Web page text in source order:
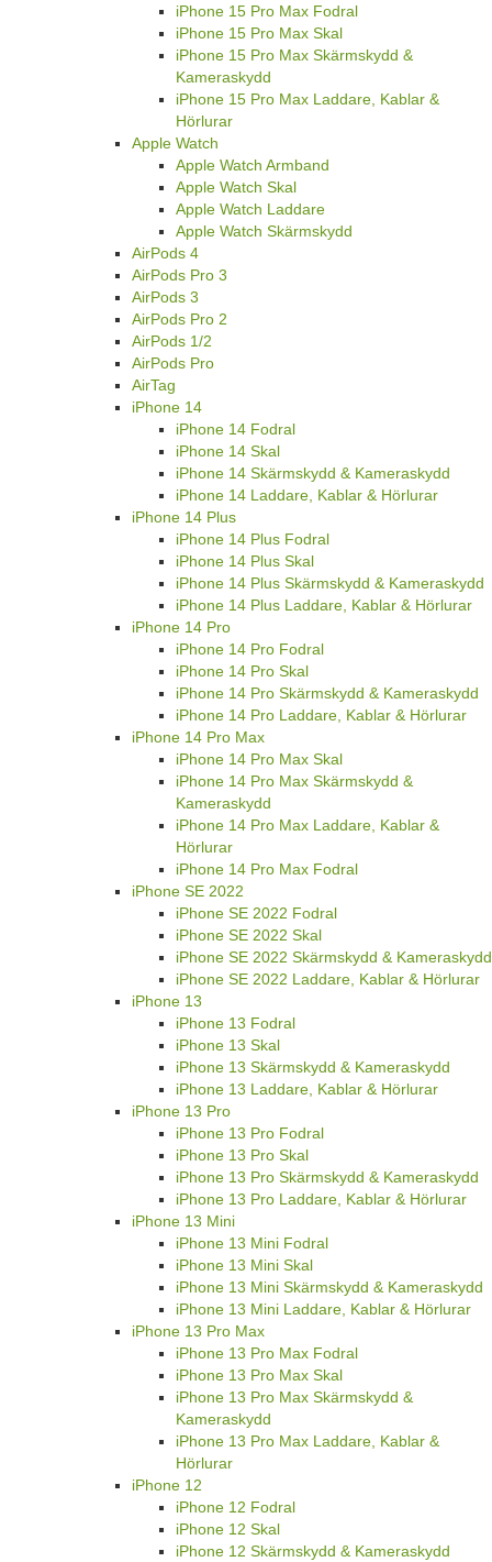
iPhone 15 Pro Max Fodral
iPhone 15 Pro Max Skal
iPhone 15 Pro Max Skärmskydd &
Kameraskydd
iPhone 15 Pro Max Laddare, Kablar &
Hörlurar
Apple Watch
Apple Watch Armband
Apple Watch Skal
Apple Watch Laddare
Apple Watch Skärmskydd
AirPods 4
AirPods Pro 3
AirPods 3
AirPods Pro 2
AirPods 1/2
AirPods Pro
AirTag
iPhone 14
iPhone 14 Fodral
iPhone 14 Skal
iPhone 14 Skärmskydd & Kameraskydd
iPhone 14 Laddare, Kablar & Hörlurar
iPhone 14 Plus
iPhone 14 Plus Fodral
iPhone 14 Plus Skal
iPhone 14 Plus Skärmskydd & Kameraskydd
iPhone 14 Plus Laddare, Kablar & Hörlurar
iPhone 14 Pro
iPhone 14 Pro Fodral
iPhone 14 Pro Skal
iPhone 14 Pro Skärmskydd & Kameraskydd
iPhone 14 Pro Laddare, Kablar & Hörlurar
iPhone 14 Pro Max
iPhone 14 Pro Max Skal
iPhone 14 Pro Max Skärmskydd &
Kameraskydd
iPhone 14 Pro Max Laddare, Kablar &
Hörlurar
iPhone 14 Pro Max Fodral
iPhone SE 2022
iPhone SE 2022 Fodral
iPhone SE 2022 Skal
iPhone SE 2022 Skärmskydd & Kameraskydd
iPhone SE 2022 Laddare, Kablar & Hörlurar
iPhone 13
iPhone 13 Fodral
iPhone 13 Skal
iPhone 13 Skärmskydd & Kameraskydd
iPhone 13 Laddare, Kablar & Hörlurar
iPhone 13 Pro
iPhone 13 Pro Fodral
iPhone 13 Pro Skal
iPhone 13 Pro Skärmskydd & Kameraskydd
iPhone 13 Pro Laddare, Kablar & Hörlurar
iPhone 13 Mini
iPhone 13 Mini Fodral
iPhone 13 Mini Skal
iPhone 13 Mini Skärmskydd & Kameraskydd
iPhone 13 Mini Laddare, Kablar & Hörlurar
iPhone 13 Pro Max
iPhone 13 Pro Max Fodral
iPhone 13 Pro Max Skal
iPhone 13 Pro Max Skärmskydd &
Kameraskydd
iPhone 13 Pro Max Laddare, Kablar &
Hörlurar
iPhone 12
iPhone 12 Fodral
iPhone 12 Skal
iPhone 12 Skärmskydd & Kameraskydd